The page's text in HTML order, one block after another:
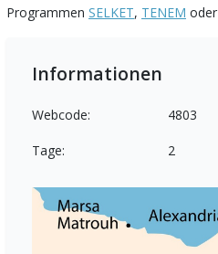
Programmen SELKET, TENEM oder
Informationen
Webcode: 4803
Tage: 2